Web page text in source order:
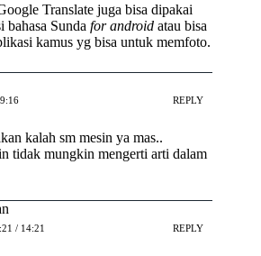
Translate juga bisa dipakai
bahasa Sunda for android atau bisa
kamus yg bisa untuk memfoto.
REPLY
kalah sm mesin ya mas..
tidak mungkin mengerti arti dalam
/ 14:21 REPLY